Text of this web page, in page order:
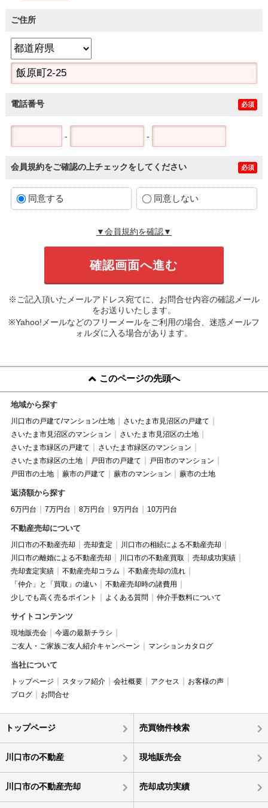
ご住所
電話番号 必須
- -
会員規約をご確認の上チェックをしてください 必須
同意する 同意しない
▼会員規約を確認▼
※ご記入頂いたメールアドレス宛てに、お問合せ内容の確認メール
をお送りいたします。
※Yahoo!メールなどのフリーメールをご利用の場合、迷惑メールフ
ォルダに入る場合があります。
このページの先頭へ
地域から探す
川口市の戸建て/マンション/土地
さいたま市見沼区の戸建て
さいたま市見沼区のマンション
さいたま市見沼区の土地
さいたま市緑区の戸建て
さいたま市緑区のマンション
さいたま市緑区の土地
戸田市の戸建て
戸田市のマンション
戸田市の土地
蕨市の戸建て 蕨市のマンション 蕨市の土地
返済額から探す
6万円台 7万円台 8万円台 9万円台 10万円台
不動産売却について
川口市の不動産売却 売却査定
川口市の相続による不動産売却
川口市の離婚による不動産売却
川口市の不動産買取
売却成功実績
売却査定実績
不動産売却コラム
不動産売却の流れ
「仲介」と「買取」の違い
不動産売却時の諸費用
少しでも高く売るポイント
よくある質問 仲介手数料について
サイトコンテンツ
現地販売会
今週の最新チラシ
ご友人・ご家族ご友人紹介キャンペーン
マンションカタログ
当社について
トップページ スタッフ紹介 会社概要 アクセス
お客様の声
ブログ
お問合せ
トップページ 売買物件検索
川口市の不動産 現地販売会
川口市の不動産売却 売却成功実績